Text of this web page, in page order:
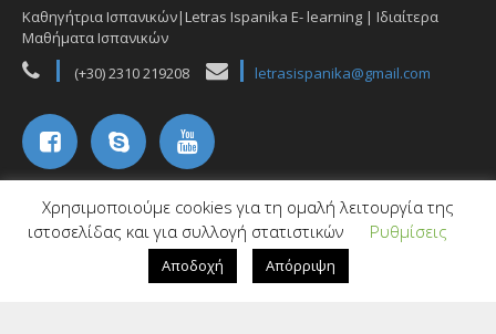
Καθηγήτρια Ισπανικών|Letras Ispanika E- learning | Ιδιαίτερα
Μαθήματα Ισπανικών
(+30) 2310 219208
letrasispanika@gmail.com
Χρησιμοποιούμε cookies για τη ομαλή λειτουργία της
ιστοσελίδας και για συλλογή στατιστικών
Ρυθμίσεις
Αποδοχή Απόρριψη